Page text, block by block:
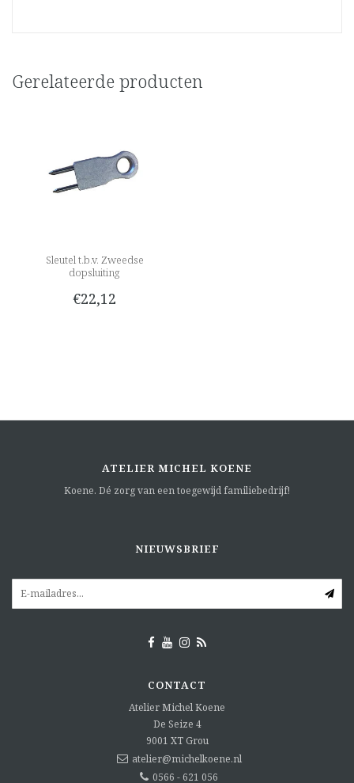
Gerelateerde producten
Sleutel t.b.v. Zweedse
dopsluiting
€22,12
ATELIER MICHEL KOENE
Koene. Dé zorg van een toegewijd familiebedrijf!
NIEUWSBRIEF
CONTACT
Atelier Michel Koene
De Seize 4
9001 XT Grou
atelier@michelkoene.nl
0566 - 621 056